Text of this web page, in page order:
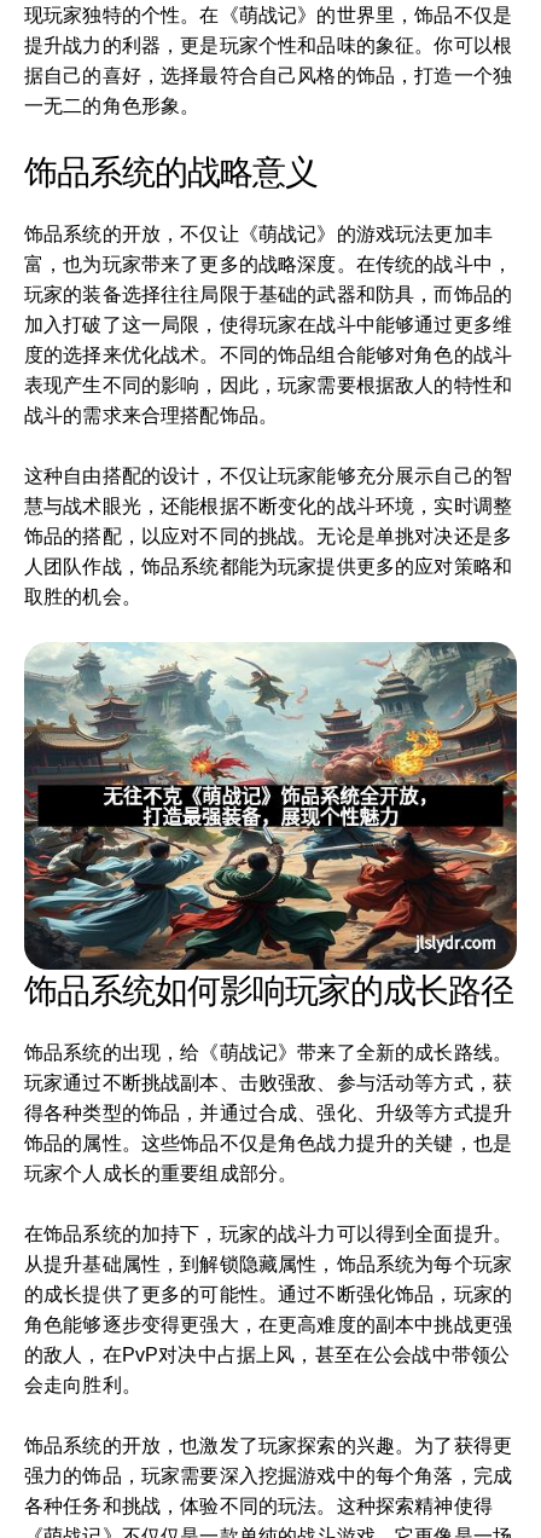
现玩家独特的个性。在《萌战记》的世界里，饰品不仅是
提升战力的利器，更是玩家个性和品味的象征。你可以根
据自己的喜好，选择最符合自己风格的饰品，打造一个独
一无二的角色形象。
饰品系统的战略意义
饰品系统的开放，不仅让《萌战记》的游戏玩法更加丰
富，也为玩家带来了更多的战略深度。在传统的战斗中，
玩家的装备选择往往局限于基础的武器和防具，而饰品的
加入打破了这一局限，使得玩家在战斗中能够通过更多维
度的选择来优化战术。不同的饰品组合能够对角色的战斗
表现产生不同的影响，因此，玩家需要根据敌人的特性和
战斗的需求来合理搭配饰品。
这种自由搭配的设计，不仅让玩家能够充分展示自己的智
慧与战术眼光，还能根据不断变化的战斗环境，实时调整
饰品的搭配，以应对不同的挑战。无论是单挑对决还是多
人团队作战，饰品系统都能为玩家提供更多的应对策略和
取胜的机会。
饰品系统如何影响玩家的成长路径
饰品系统的出现，给《萌战记》带来了全新的成长路线。
玩家通过不断挑战副本、击败强敌、参与活动等方式，获
得各种类型的饰品，并通过合成、强化、升级等方式提升
饰品的属性。这些饰品不仅是角色战力提升的关键，也是
玩家个人成长的重要组成部分。
在饰品系统的加持下，玩家的战斗力可以得到全面提升。
从提升基础属性，到解锁隐藏属性，饰品系统为每个玩家
的成长提供了更多的可能性。通过不断强化饰品，玩家的
角色能够逐步变得更强大，在更高难度的副本中挑战更强
的敌人，在PvP对决中占据上风，甚至在公会战中带领公
会走向胜利。
饰品系统的开放，也激发了玩家探索的兴趣。为了获得更
强力的饰品，玩家需要深入挖掘游戏中的每个角落，完成
各种任务和挑战，体验不同的玩法。这种探索精神使得